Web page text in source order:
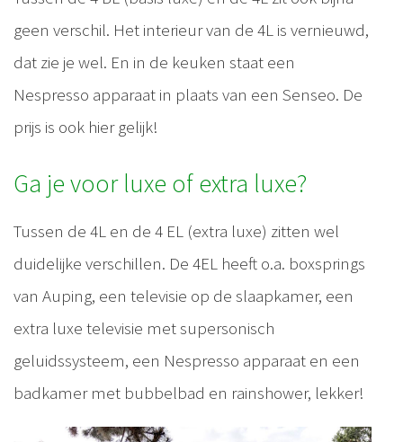
geen verschil. Het interieur van de 4L is vernieuwd,
dat zie je wel. En in de keuken staat een
Nespresso apparaat in plaats van een Senseo. De
prijs is ook hier gelijk!
Ga je voor luxe of extra luxe?
Tussen de 4L en de 4 EL (extra luxe) zitten wel
duidelijke verschillen. De 4EL heeft o.a. boxsprings
van Auping, een televisie op de slaapkamer, een
extra luxe televisie met supersonisch
geluidssysteem, een Nespresso apparaat en een
badkamer met bubbelbad en rainshower, lekker!